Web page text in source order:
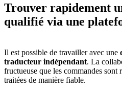
Trouver rapidement
qualifié via une
Il est possible de travailler avec une
traducteur indépendant. La
fructueuse que les commandes sont
traitées de manière fiable.